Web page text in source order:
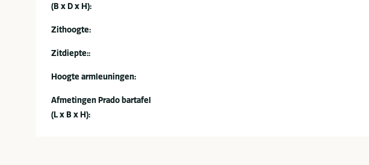
(B x D x H):
Zithoogte:
Zitdiepte::
Hoogte armleuningen:
Afmetingen Prado bartafel
(L x B x H):